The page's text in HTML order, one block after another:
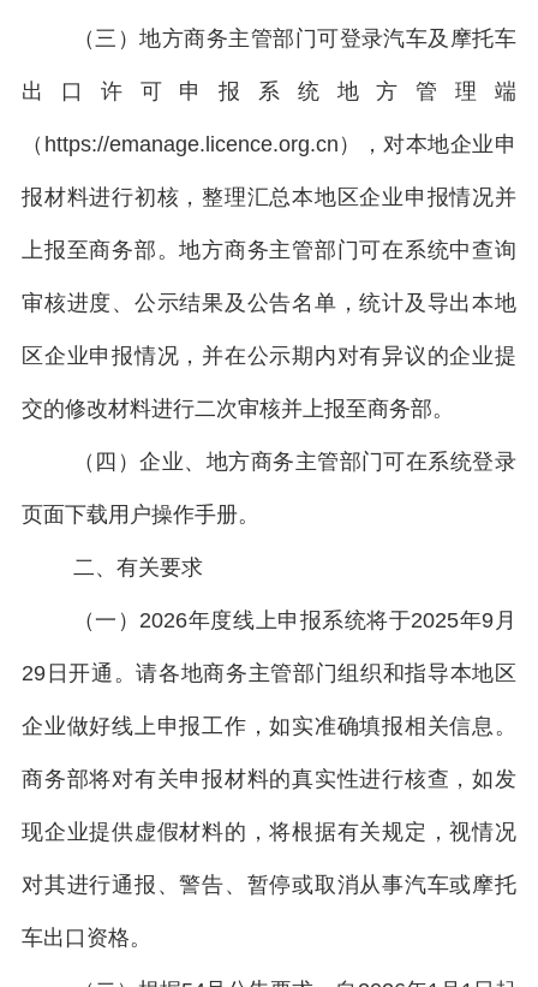
（三）地方商务主管部门可登录汽车及摩托车
出口许可申报系统地方管理端
（https://emanage.licence.org.cn），对本地企业申
报材料进行初核 ，整理汇总本地区企业申报情况并
上报至商务部。地方商务主管部门可在系统中查询
审核进度、公示结果及公告名单，统计及导出本地
区企业申报情况，并在公示期内对有异议的企业提
交的修改材料进行二次审核并上报至商务部。
（四）企业、地方商务主管部门可在系统登录
页面下载用户操作手册。
二、有关要求
（一 ） 2026年度线上申报系统将于2025年9 月
29日开通。请各地商务主管部门组织和指导本地区
企业做好线上申报工作，如实准确填报相关信息。
商务部将对有关申报材料的真实性进行核查，如发
现企业提供虚假材料的，将根据有关规定，视情况
对其进行通报、警告、暂停或取消从事汽车或摩托
车出口资格。